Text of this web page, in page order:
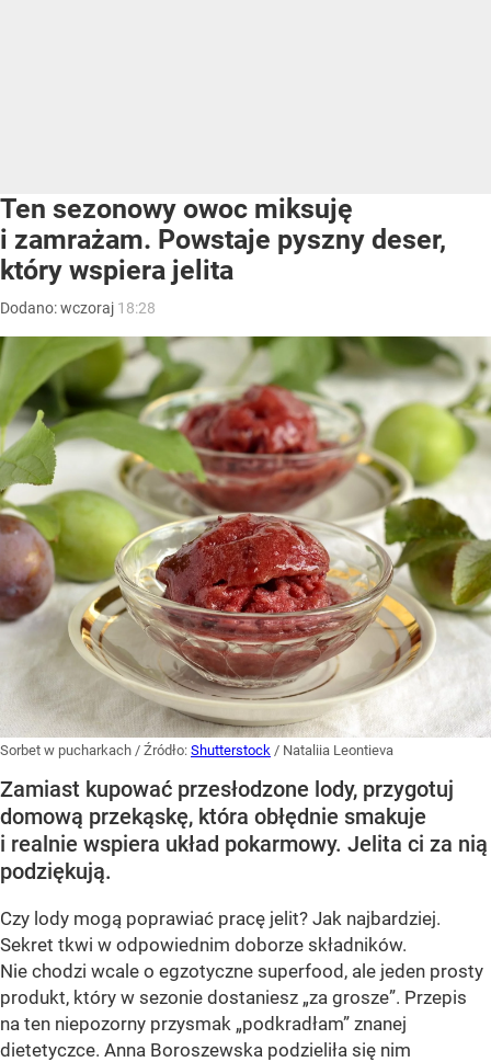
Ten sezonowy owoc miksuję
i zamrażam. Powstaje pyszny deser,
który wspiera jelita
Dodano:wczoraj 18:28
Sorbet w pucharkach / Źródło: Shutterstock / Nataliia Leontieva
Zamiast kupować przesłodzone lody, przygotuj
domową przekąskę, która obłędnie smakuje
i realnie wspiera układ pokarmowy. Jelita ci za nią
podziękują.
Czy lody mogą poprawiać pracę jelit? Jak najbardziej.
Sekret tkwi w odpowiednim doborze składników.
Nie chodzi wcale o egzotyczne superfood, ale jeden prosty
produkt, który w sezonie dostaniesz „za grosze”. Przepis
na ten niepozorny przysmak „podkradłam” znanej
dietetyczce. Anna Boroszewska podzieliła się nim